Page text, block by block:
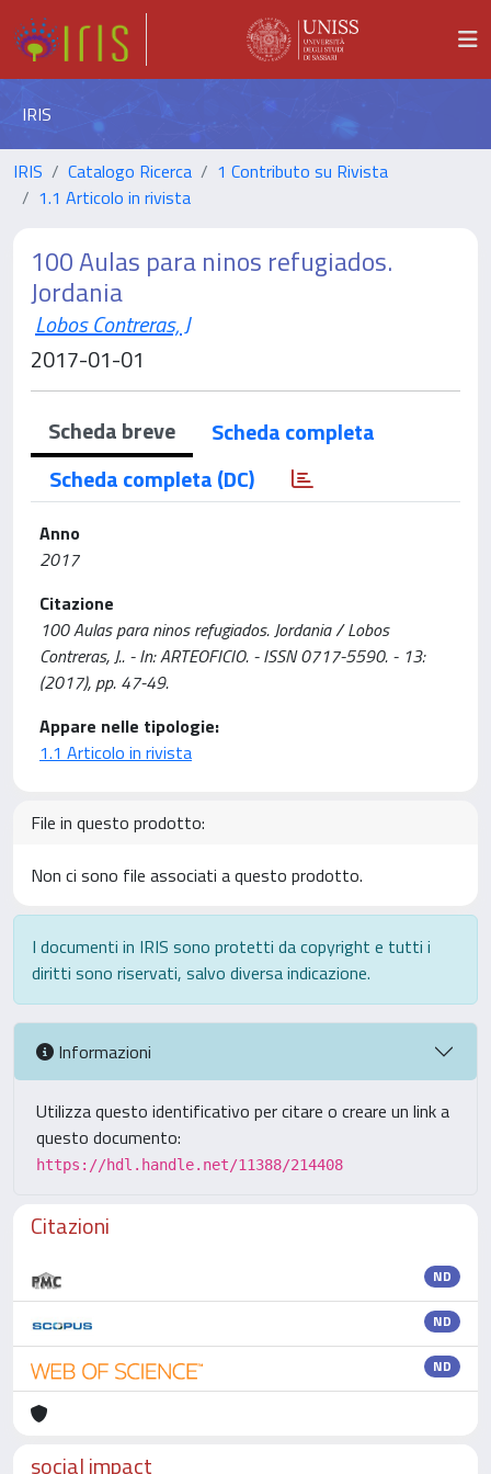
IRIS
IRIS Catalogo Ricerca
1 Contributo su Rivista
1.1 Articolo in rivista
100 Aulas para ninos refugiados.
Jordania
Lobos Contreras, J
2017-01-01
Scheda breve
Scheda completa
Scheda completa (DC)
Anno
2017
Citazione
100 Aulas para ninos refugiados. Jordania / Lobos
Contreras, J.. - In: ARTEOFICIO. - ISSN 0717-5590. - 13:
(2017), pp. 47-49.
Appare nelle tipologie:
1.1 Articolo in rivista
File in questo prodotto:
Non ci sono file associati a questo prodotto.
I documenti in IRIS sono protetti da copyright e tutti i
diritti sono riservati, salvo diversa indicazione.
Informazioni
Utilizza questo identificativo per citare o creare un link a
questo documento:
https://hdl.handle.net/11388/214408
Citazioni
ND
ND
ND
social impact